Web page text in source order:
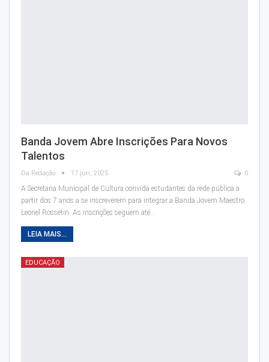
Banda Jovem Abre Inscrições Para Novos
Talentos
Da Redação 17 jun, 2025 0
A Secretaria Municipal de Cultura convida estudantes da rede pública a
partir dos 7 anos a se inscreverem para integrar a Banda Jovem Maestro
Leonel Rossetin. As inscrições seguem até…
LEIA MAIS...
EDUCAÇÃO